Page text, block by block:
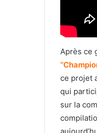
Après ce
ce projet
qui
sur la